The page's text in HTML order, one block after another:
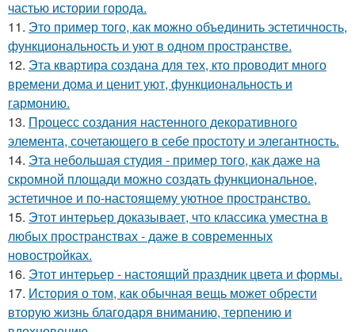
частью истории города.
11. Это пример того, как можно объединить эстетичность,
функциональность и уют в одном пространстве.
12. Эта квартира создана для тех, кто проводит много
времени дома и ценит уют, функциональность и
гармонию.
13. Процесс создания настенного декоративного
элемента, сочетающего в себе простоту и элегантность.
14. Эта небольшая студия - пример того, как даже на
скромной площади можно создать функциональное,
эстетичное и по-настоящему уютное пространство.
15. Этот интерьер доказывает, что классика уместна в
любых пространствах - даже в современных
новостройках.
16. Этот интерьер - настоящий праздник цвета и формы.
17. История о том, как обычная вещь может обрести
вторую жизнь благодаря вниманию, терпению и